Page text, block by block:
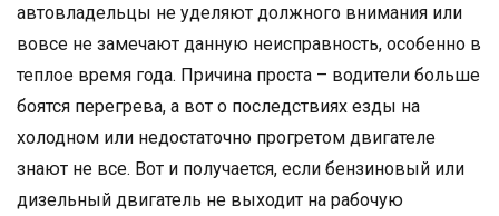
автовладельцы не уделяют должного внимания или
вовсе не замечают данную неисправность, особенно в
теплое время года. Причина проста – водители больше
боятся перегрева, а вот о последствиях езды на
холодном или недостаточно прогретом двигателе
знают не все. Вот и получается, если бензиновый или
дизельный двигатель не выходит на рабочую